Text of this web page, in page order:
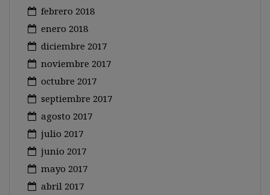
febrero 2018
enero 2018
diciembre 2017
noviembre 2017
octubre 2017
septiembre 2017
agosto 2017
julio 2017
junio 2017
mayo 2017
abril 2017